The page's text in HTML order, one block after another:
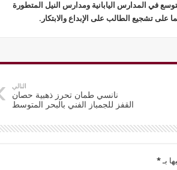
في المدارس اليابانية ومدارس النيل المتطورة
على تشجيع الطالب على الإبداع والابتكار.
التالي
نانسي طمان تحرز ذهبية حصان
القفز للجمباز الفني بالبحر المتوسط
بـ*